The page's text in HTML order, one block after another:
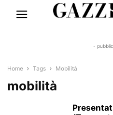
-
Home Tags Mobilità
mobilità